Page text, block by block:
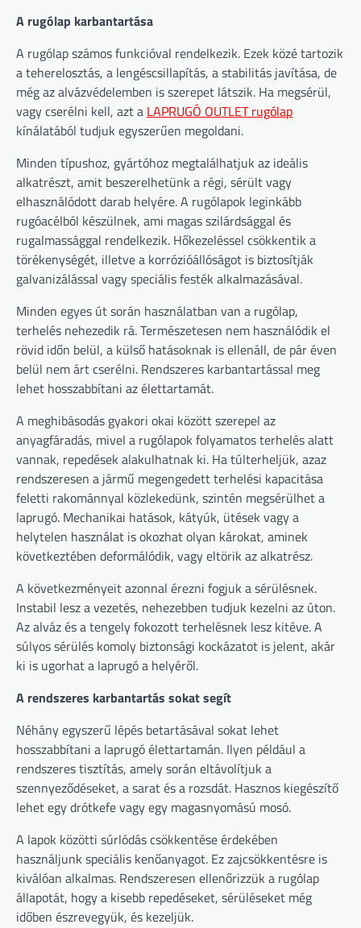
A rugólap karbantartása
A rugólap számos funkcióval rendelkezik. Ezek közé tartozik
a teherelosztás, a lengéscsillapítás, a stabilitás javítása, de
még az alvázvédelemben is szerepet látszik. Ha megsérül,
vagy cserélni kell, azt a LAPRUGÓ OUTLET rugólap
kínálatából tudjuk egyszerűen megoldani.
Minden típushoz, gyártóhoz megtalálhatjuk az ideális
alkatrészt, amit beszerelhetünk a régi, sérült vagy
elhasználódott darab helyére. A rugólapok leginkább
rugóacélból készülnek, ami magas szilárdsággal és
rugalmassággal rendelkezik. Hőkezeléssel csökkentik a
törékenységét, illetve a korrózióállóságot is biztosítják
galvanizálással vagy speciális festék alkalmazásával.
Minden egyes út során használatban van a rugólap,
terhelés nehezedik rá. Természetesen nem használódik el
rövid időn belül, a külső hatásoknak is ellenáll, de pár éven
belül nem árt cserélni. Rendszeres karbantartással meg
lehet hosszabbítani az élettartamát.
A meghibásodás gyakori okai között szerepel az
anyagfáradás, mivel a rugólapok folyamatos terhelés alatt
vannak, repedések alakulhatnak ki. Ha túlterheljük, azaz
rendszeresen a jármű megengedett terhelési kapacitása
feletti rakománnyal közlekedünk, szintén megsérülhet a
laprugó. Mechanikai hatások, kátyúk, ütések vagy a
helytelen használat is okozhat olyan károkat, aminek
következtében deformálódik, vagy eltörik az alkatrész.
A következményeit azonnal érezni fogjuk a sérülésnek.
Instabil lesz a vezetés, nehezebben tudjuk kezelni az úton.
Az alváz és a tengely fokozott terhelésnek lesz kitéve. A
súlyos sérülés komoly biztonsági kockázatot is jelent, akár
ki is ugorhat a laprugó a helyéről.
A rendszeres karbantartás sokat segít
Néhány egyszerű lépés betartásával sokat lehet
hosszabbítani a laprugó élettartamán. Ilyen például a
rendszeres tisztítás, amely során eltávolítjuk a
szennyeződéseket, a sarat és a rozsdát. Hasznos kiegészítő
lehet egy drótkefe vagy egy magasnyomású mosó.
A lapok közötti súrlódás csökkentése érdekében
használjunk speciális kenőanyagot. Ez zajcsökkentésre is
kiválóan alkalmas. Rendszeresen ellenőrizzük a rugólap
állapotát, hogy a kisebb repedéseket, sérüléseket még
időben észrevegyük, és kezeljük.